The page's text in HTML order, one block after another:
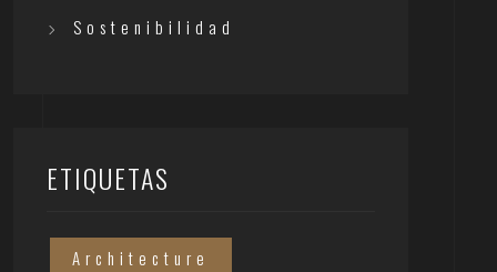
Sostenibilidad
ETIQUETAS
Architecture